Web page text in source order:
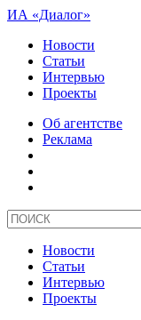
ИА «Диалог»
Новости
Статьи
Интервью
Проекты
Об агентстве
Реклама
Новости
Статьи
Интервью
Проекты